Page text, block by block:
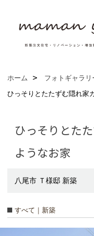
ホーム フォトギャラリ
ひっそりとたたずむ隠れ家
ひっそりとた
ようなお家
八尾市 Ｔ様邸 新築
すべて｜新築